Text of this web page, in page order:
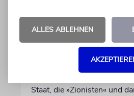
unschuldigen Satz macht
Staat, die »Zionisten« und
ALLES ABLEHNEN